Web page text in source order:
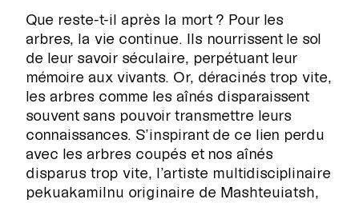
Que reste-t-il après la mort ? Pour les
arbres, la vie continue. Ils nourrissent le sol
de leur savoir séculaire, perpétuant leur
mémoire aux vivants. Or, déracinés trop vite,
les arbres comme les aînés disparaissent
souvent sans pouvoir transmettre leurs
connaissances. S’inspirant de ce lien perdu
avec les arbres coupés et nos aînés
disparus trop vite, l’artiste multidisciplinaire
pekuakamilnu originaire de Mashteuiatsh,